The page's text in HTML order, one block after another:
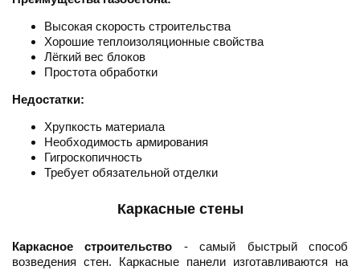
Высокая скорость строительства
Хорошие теплоизоляционные свойства
Лёгкий вес блоков
Простота обработки
Недостатки:
Хрупкость материала
Необходимость армирования
Гигроскопичность
Требует обязательной отделки
Каркасные стены
Каркасное строительство - самый быстрый способ
возведения стен. Каркасные панели изготавливаются на